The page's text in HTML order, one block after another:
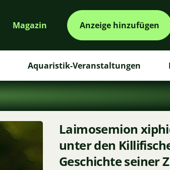
Magazin Anzeige hinzufügen
Aquaristik-Veranstaltungen
Laimosemion
unter den
Geschichte seiner